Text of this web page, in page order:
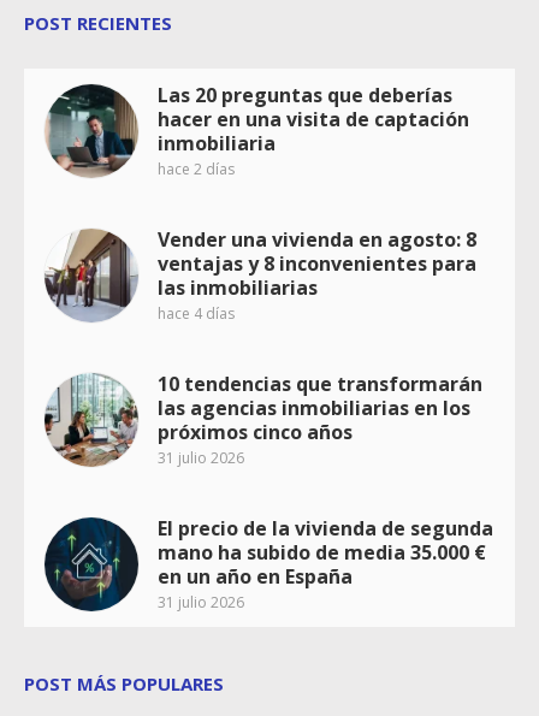
POST RECIENTES
Las 20 preguntas que deberías
hacer en una visita de captación
inmobiliaria
hace 2 días
Vender una vivienda en agosto: 8
ventajas y 8 inconvenientes para
las inmobiliarias
hace 4 días
10 tendencias que transformarán
las agencias inmobiliarias en los
próximos cinco años
31 julio 2026
El precio de la vivienda de segunda
mano ha subido de media 35.000 €
en un año en España
31 julio 2026
POST MÁS POPULARES